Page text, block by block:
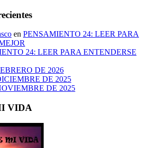
en PENSAMIENTO 24: LEER PARA
24: LEER PARA ENTENDERSE
DE 2026
DE 2025
DE 2025
VIDA